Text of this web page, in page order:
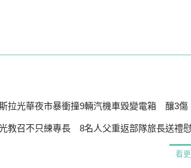
拉光華夜市暴衝撞9輛汽機車毀變電箱 釀3傷、600
教召不只練專長 8名人父重返部隊旅長送禮
看